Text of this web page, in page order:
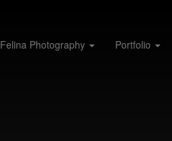
Felina Photography Portfolio